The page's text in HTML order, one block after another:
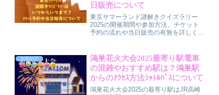
日販売について
東京サマーランド謎解きクイズラリー
2025の開催期間や参加方法、チケット
予約の流れや当日販売の有無を詳しく紹
で楽しむ工夫など、イベント前に役立つ
準備情報も満載です。
お出かけ
鴻巣花火大会2025最寄り駅電車
の混雑やおすすめ駅は？鴻巣駅
からのｱｸｾｽ方法ｼｬﾄﾙﾊﾞｽについて
鴻巣花火大会2025の最寄り駅はJR高崎